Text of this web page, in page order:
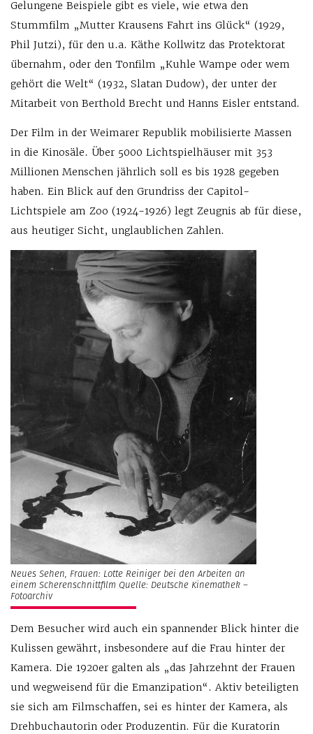
Gelungene Beispiele gibt es viele, wie etwa den
Stummfilm „Mutter Krausens Fahrt ins Glück“ (1929,
Phil Jutzi), für den u.a. Käthe Kollwitz das Protektorat
übernahm, oder den Tonfilm „Kuhle Wampe oder wem
gehört die Welt“ (1932, Slatan Dudow), der unter der
Mitarbeit von Berthold Brecht und Hanns Eisler entstand.
Der Film in der Weimarer Republik mobilisierte Massen
in die Kinosäle. Über 5000 Lichtspielhäuser mit 353
Millionen Menschen jährlich soll es bis 1928 gegeben
haben. Ein Blick auf den Grundriss der Capitol-
Lichtspiele am Zoo (1924-1926) legt Zeugnis ab für diese,
aus heutiger Sicht, unglaublichen Zahlen.
Neues Sehen, Frauen: Lotte Reiniger bei den Arbeiten an
einem Scherenschnittfilm Quelle: Deutsche Kinemathek –
Fotoarchiv
Dem Besucher wird auch ein spannender Blick hinter die
Kulissen gewährt, insbesondere auf die Frau hinter der
Kamera. Die 1920er galten als „das Jahrzehnt der Frauen
und wegweisend für die Emanzipation“. Aktiv beteiligten
sie sich am Filmschaffen, sei es hinter der Kamera, als
Drehbuchautorin oder Produzentin. Für die Kuratorin